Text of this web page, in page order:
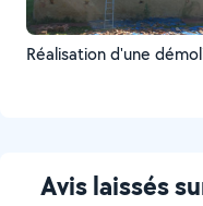
Réalisation d'une
Avis laissés